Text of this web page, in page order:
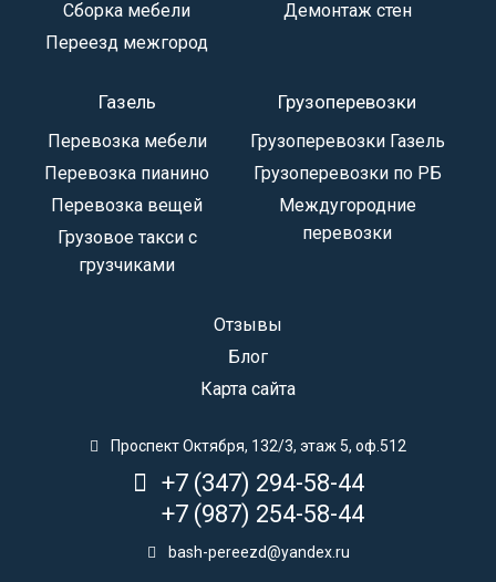
Сборка мебели
Переезд межгород
Демонтаж стен
Газель
Перевозка мебели
Перевозка пианино
Перевозка вещей
Грузовое такси с
грузчиками
Грузоперевозки
Грузоперевозки Газель
Грузоперевозки по РБ
Междугородние
перевозки
Отзывы
Блог
Карта сайта
Проспект Октября, 132/3, этаж 5, оф.512
+7 (347) 294-58-44
+7 (987) 254-58-44
bash-pereezd@yandex.ru